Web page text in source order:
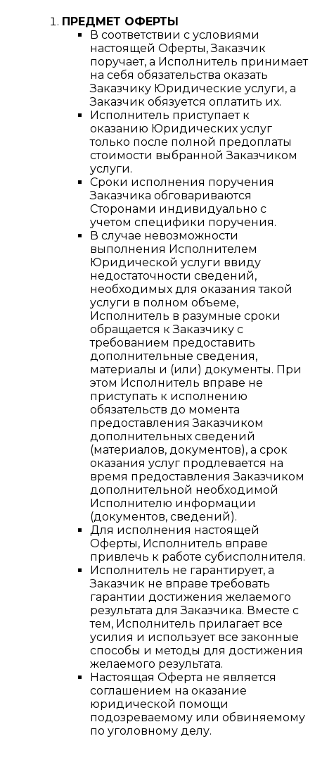
ПРЕДМЕТ ОФЕРТЫ
В соответствии с условиями
настоящей Оферты, Заказчик
поручает, а Исполнитель принимает
на себя обязательства оказать
Заказчику Юридические услуги, а
Заказчик обязуется оплатить их.
Исполнитель приступает к
оказанию Юридических услуг
только после полной предоплаты
стоимости выбранной Заказчиком
услуги.
Сроки исполнения поручения
Заказчика обговариваются
Сторонами индивидуально с
учетом специфики поручения.
В случае невозможности
выполнения Исполнителем
Юридической услуги ввиду
недостаточности сведений,
необходимых для оказания такой
услуги в полном объеме,
Исполнитель в разумные сроки
обращается к Заказчику с
требованием предоставить
дополнительные сведения,
материалы и (или) документы. При
этом Исполнитель вправе не
приступать к исполнению
обязательств до момента
предоставления Заказчиком
дополнительных сведений
(материалов, документов), а срок
оказания услуг продлевается на
время предоставления Заказчиком
дополнительной необходимой
Исполнителю информации
(документов, сведений).
Для исполнения настоящей
Оферты, Исполнитель вправе
привлечь к работе субисполнителя.
Исполнитель не гарантирует, а
Заказчик не вправе требовать
гарантии достижения желаемого
результата для Заказчика. Вместе с
тем, Исполнитель прилагает все
усилия и использует все законные
способы и методы для достижения
желаемого результата.
Настоящая Оферта не является
соглашением на оказание
юридической помощи
подозреваемому или обвиняемому
по уголовному делу.